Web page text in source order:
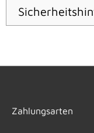
Zahlungsarten